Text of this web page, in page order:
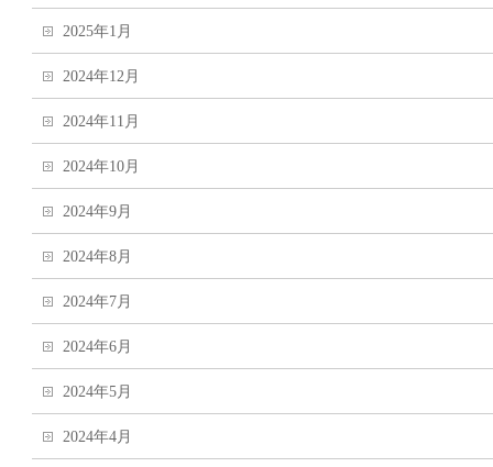
2025年1月
2024年12月
2024年11月
2024年10月
2024年9月
2024年8月
2024年7月
2024年6月
2024年5月
2024年4月